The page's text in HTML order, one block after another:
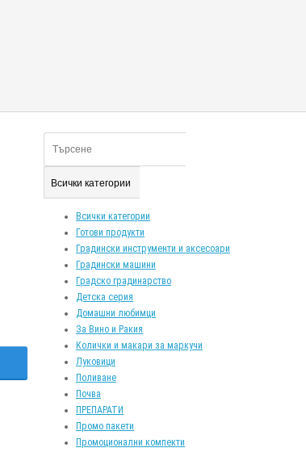
Всички категории
Всички категории
Готови продукти
Градински инструменти и аксесоари
Градински машини
Градско градинарство
Детска серия
Домашни любимци
За Вино и Ракия
Колички и макари за маркучи
Луковици
Поливане
Почва
ПРЕПАРАТИ
Промо пакети
Промоционални компекти